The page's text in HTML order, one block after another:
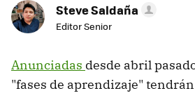
Steve Saldaña
Editor Senior
Anunciadas desde abril
"fases de aprendizaje"